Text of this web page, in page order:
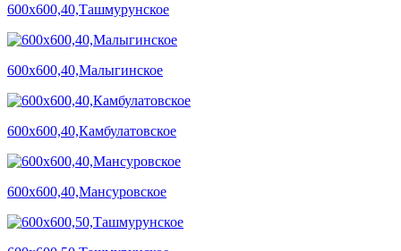
600х600,40,Ташмурунское
600х600,40,Малыгинское
600х600,40,Камбулатовское
600х600,40,Мансуровское